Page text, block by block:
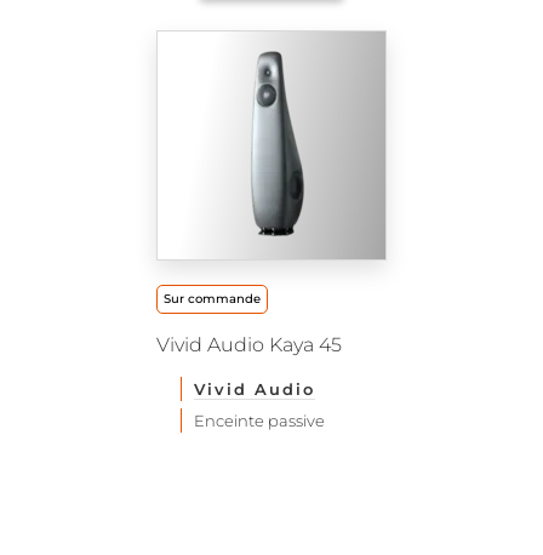
Sur commande
Vivid Audio Kaya 45
Vivid Audio
Enceinte passive